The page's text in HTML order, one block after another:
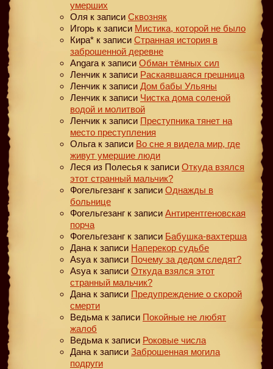
умерших
Оля к записи Сквозняк
Игорь к записи Мистика, которой не было
Кира* к записи Странная история в
заброшенной деревне
Angara к записи Обман тёмных сил
Ленчик к записи Раскаявшаяся грешница
Ленчик к записи Дом бабы Ульяны
Ленчик к записи Чистка дома соленой
водой и молитвой
Ленчик к записи Преступника тянет на
место преступления
Ольга к записи Во сне я видела мир, где
живут умершие люди
Леся из Полесья к записи Откуда взялся
этот странный мальчик?
Фогельгезанг к записи Однажды в
больнице
Фогельгезанг к записи Антирентгеновская
порча
Фогельгезанг к записи Бабушка-вахтерша
Дана к записи Наперекор судьбе
Asya к записи Почему за дедом следят?
Asya к записи Откуда взялся этот
странный мальчик?
Дана к записи Предупреждение о скорой
смерти
Ведьма к записи Покойные не любят
жалоб
Ведьма к записи Роковые числа
Дана к записи Заброшенная могила
подруги